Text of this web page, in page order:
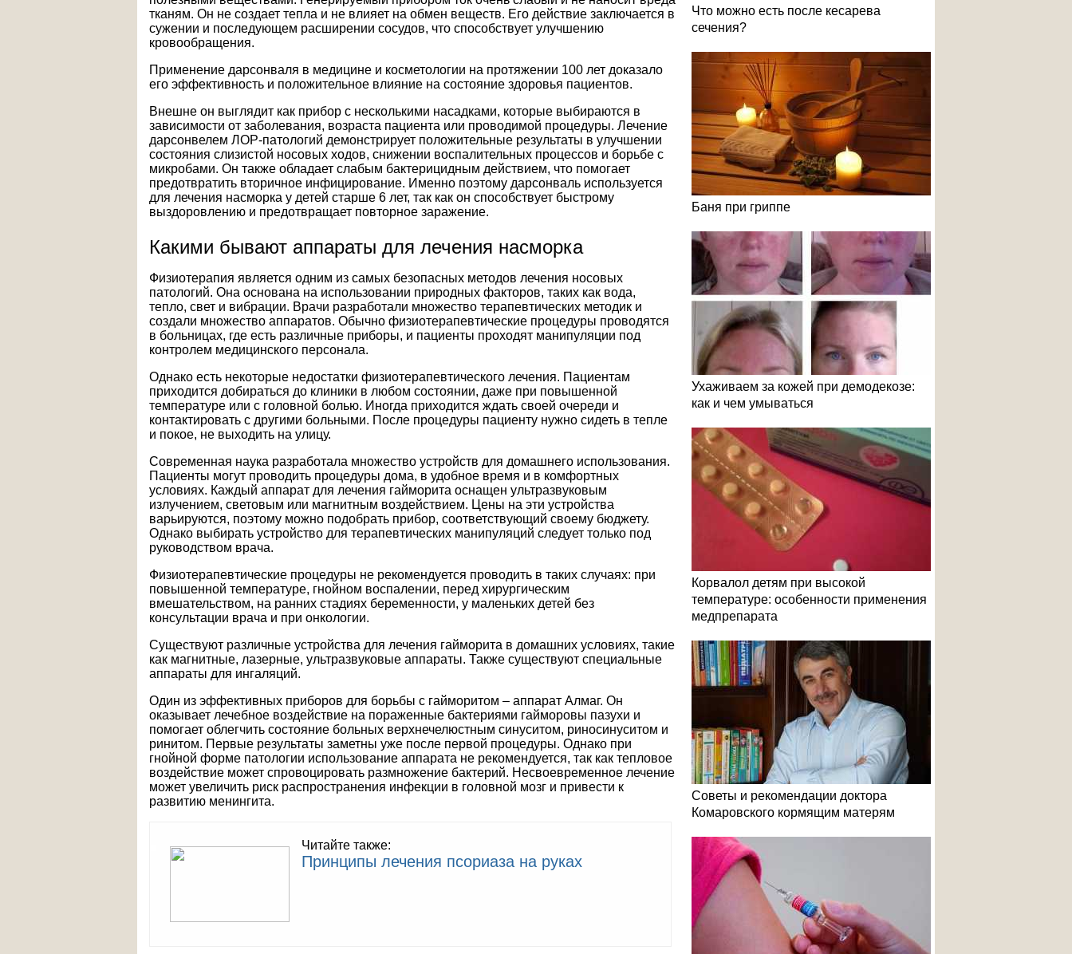
тканям. Он не создает тепла и не влияет на обмен веществ. Его действие заключается в
сужении и последующем расширении сосудов, что способствует улучшению
кровообращения.
Применение дарсонваля в медицине и косметологии на протяжении 100 лет доказало
его эффективность и положительное влияние на состояние здоровья пациентов.
Внешне он выглядит как прибор с несколькими насадками, которые выбираются в
зависимости от заболевания, возраста пациента или проводимой процедуры. Лечение
дарсонвелем ЛОР-патологий демонстрирует положительные результаты в улучшении
состояния слизистой носовых ходов, снижении воспалительных процессов и борьбе с
микробами. Он также обладает слабым бактерицидным действием, что помогает
предотвратить вторичное инфицирование. Именно поэтому дарсонваль используется
для лечения насморка у детей старше 6 лет, так как он способствует быстрому
выздоровлению и предотвращает повторное заражение.
Какими бывают аппараты для лечения насморка
Физиотерапия является одним из самых безопасных методов лечения носовых
патологий. Она основана на использовании природных факторов, таких как вода,
тепло, свет и вибрации. Врачи разработали множество терапевтических методик и
создали множество аппаратов. Обычно физиотерапевтические процедуры проводятся
в больницах, где есть различные приборы, и пациенты проходят манипуляции под
контролем медицинского персонала.
Однако есть некоторые недостатки физиотерапевтического лечения. Пациентам
приходится добираться до клиники в любом состоянии, даже при повышенной
температуре или с головной болью. Иногда приходится ждать своей очереди и
контактировать с другими больными. После процедуры пациенту нужно сидеть в тепле
и покое, не выходить на улицу.
Современная наука разработала множество устройств для домашнего использования.
Пациенты могут проводить процедуры дома, в удобное время и в комфортных
условиях. Каждый аппарат для лечения гайморита оснащен ультразвуковым
излучением, световым или магнитным воздействием. Цены на эти устройства
варьируются, поэтому можно подобрать прибор, соответствующий своему бюджету.
Однако выбирать устройство для терапевтических манипуляций следует только под
руководством врача.
Физиотерапевтические процедуры не рекомендуется проводить в таких случаях: при
повышенной температуре, гнойном воспалении, перед хирургическим
вмешательством, на ранних стадиях беременности, у маленьких детей без
консультации врача и при онкологии.
Существуют различные устройства для лечения гайморита в домашних условиях, такие
как магнитные, лазерные, ультразвуковые аппараты. Также существуют специальные
аппараты для ингаляций.
Один из эффективных приборов для борьбы с гайморитом – аппарат Алмаг. Он
оказывает лечебное воздействие на пораженные бактериями гайморовы пазухи и
помогает облегчить состояние больных верхнечелюстным синуситом, риносинуситом и
ринитом. Первые результаты заметны уже после первой процедуры. Однако при
гнойной форме патологии использование аппарата не рекомендуется, так как тепловое
воздействие может спровоцировать размножение бактерий. Несвоевременное лечение
может увеличить риск распространения инфекции в головной мозг и привести к
развитию менингита.
Читайте также:
Принципы лечения псориаза на руках
Что можно есть после кесарева
сечения?
Баня при гриппе
Ухаживаем за кожей при демодекозе:
как и чем умываться
Корвалол детям при высокой
температуре: особенности применения
медпрепарата
Советы и рекомендации доктора
Комаровского кормящим матерям